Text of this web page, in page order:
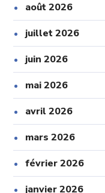
août 2026
juillet 2026
juin 2026
mai 2026
avril 2026
mars 2026
février 2026
janvier 2026